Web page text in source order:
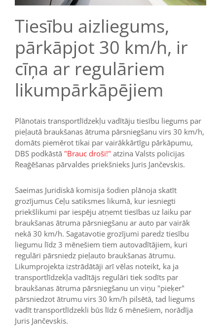
Tiesību aizliegums,
pārkāpjot 30 km/h, ir
cīņa ar regulāriem
likumpārkāpējiem
Plānotais transportlīdzekļu vadītāju tiesību liegums par
pieļautā braukšanas ātruma pārsniegšanu virs 30 km/h,
domāts piemērot tikai par vairākkārtīgu pārkāpumu,
DBS podkāstā "Brauc droši!" atzina Valsts policijas
Reaģēšanas pārvaldes priekšnieks Juris Jančevskis.
Saeimas Juridiskā komisija šodien plānoja skatīt
grozījumus Ceļu satiksmes likumā, kur iesniegti
priekšlikumi par iespēju atņemt tiesības uz laiku par
braukšanas ātruma pārsniegšanu ar auto par vairāk
nekā 30 km/h. Sagatavotie grozījumi paredz tiesību
liegumu līdz 3 mēnešiem tiem autovadītājiem, kuri
regulāri pārsniedz pieļauto braukšanas ātrumu.
Likumprojekta izstrādātāji arī vēlas noteikt, ka ja
transportlīdzekļa vadītājs regulāri tiek sodīts par
braukšanas ātruma pārsniegšanu un viņu "pieķer"
pārsniedzot ātrumu virs 30 km/h pilsētā, tad liegums
vadīt transportlīdzekli būs līdz 6 mēnešiem, norādīja
Juris Jančevskis.